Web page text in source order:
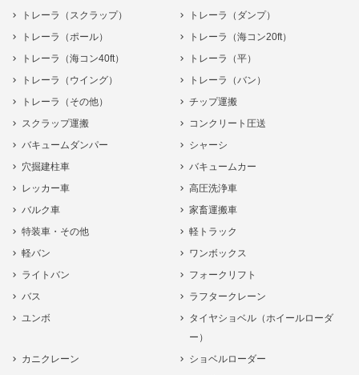
トレーラ（スクラップ）
トレーラ（ダンプ）
トレーラ（ポール）
トレーラ（海コン20ft）
トレーラ（海コン40ft）
トレーラ（平）
トレーラ（ウイング）
トレーラ（バン）
トレーラ（その他）
チップ運搬
スクラップ運搬
コンクリート圧送
バキュームダンパー
シャーシ
穴掘建柱車
バキュームカー
レッカー車
高圧洗浄車
バルク車
家畜運搬車
特装車・その他
軽トラック
軽バン
ワンボックス
ライトバン
フォークリフト
バス
ラフタークレーン
ユンボ
タイヤショベル（ホイールローダ
ー）
カニクレーン
ショベルローダー